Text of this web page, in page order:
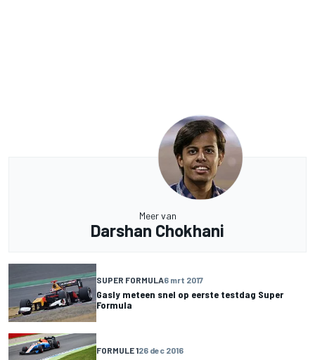
Meer van
Darshan Chokhani
SUPER FORMULA6 mrt 2017
Gasly meteen snel op eerste testdag Super
Formula
FORMULE 126 dec 2016